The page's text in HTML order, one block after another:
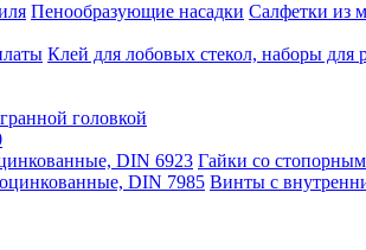
Пенообразующие насадки Салфетки из
Клей для лобовых стекол, наборы для
головкой
DIN 6923 Гайки со
DIN 7985 Винты с